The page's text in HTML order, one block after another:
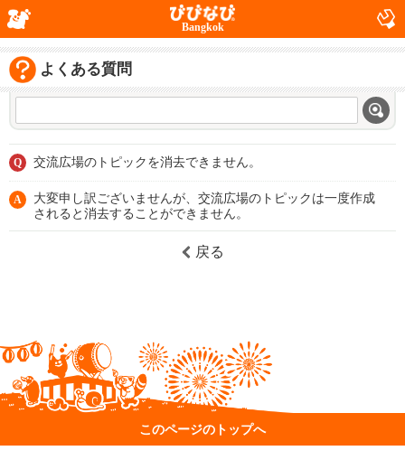
Bangkok
よくある質問
Q 交流広場のトピックを消去できません。
A
大変申し訳ございませんが、交流広場のトピックは一度作成
されると消去することができません。
戻る
このページのトップへ